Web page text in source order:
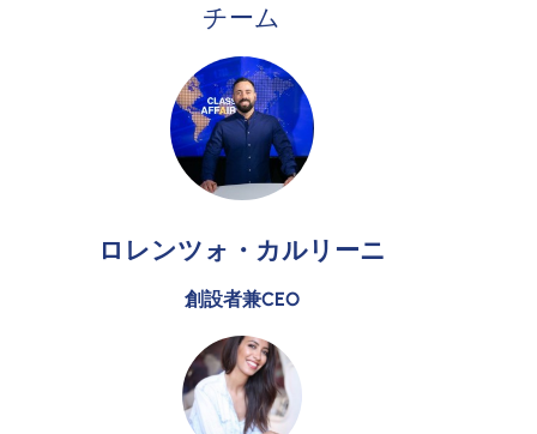
チーム
ロレンツォ・カルリーニ
創設者兼CEO